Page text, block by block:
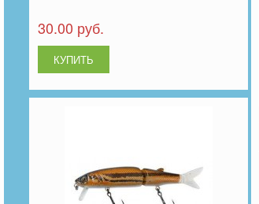
30.00 руб.